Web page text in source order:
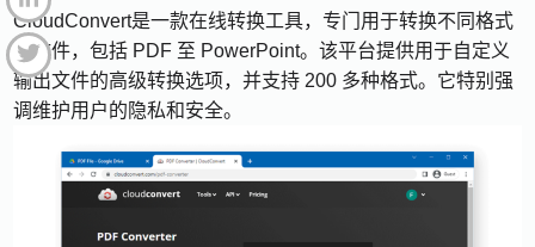
CloudConvert是一款在线转换工具，专门用于转换不同格式
的文件，包括 PDF 至 PowerPoint。该平台提供用于自定义
输出文件的高级转换选项，并支持 200 多种格式。它特别强
调维护用户的隐私和安全。